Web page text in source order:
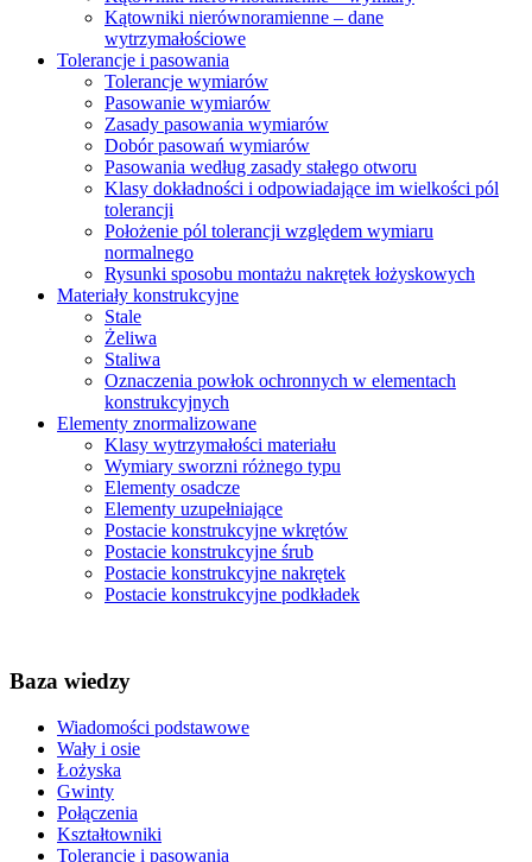
Kątowniki nierównoramienne – dane
wytrzymałościowe
Tolerancje i pasowania
Tolerancje wymiarów
Pasowanie wymiarów
Zasady pasowania wymiarów
Dobór pasowań wymiarów
Pasowania według zasady stałego otworu
Klasy dokładności i odpowiadające im wielkości pól
tolerancji
Położenie pól tolerancji względem wymiaru
normalnego
Rysunki sposobu montażu nakrętek łożyskowych
Materiały konstrukcyjne
Stale
Żeliwa
Staliwa
Oznaczenia powłok ochronnych w elementach
konstrukcyjnych
Elementy znormalizowane
Klasy wytrzymałości materiału
Wymiary sworzni różnego typu
Elementy osadcze
Elementy uzupełniające
Postacie konstrukcyjne wkrętów
Postacie konstrukcyjne śrub
Postacie konstrukcyjne nakrętek
Postacie konstrukcyjne podkładek
Baza wiedzy
Wiadomości podstawowe
Wały i osie
Łożyska
Gwinty
Połączenia
Kształtowniki
Tolerancje i pasowania